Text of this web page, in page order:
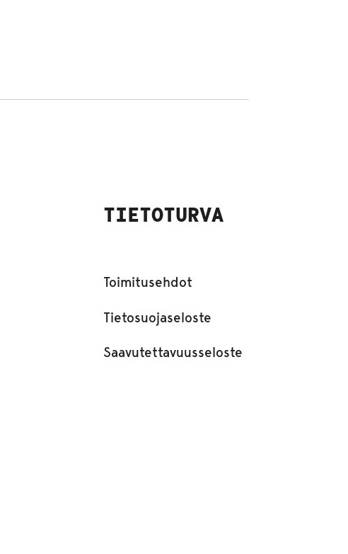
TIETOTURVA
Toimitusehdot
Tietosuojaseloste
Saavutettavuusseloste